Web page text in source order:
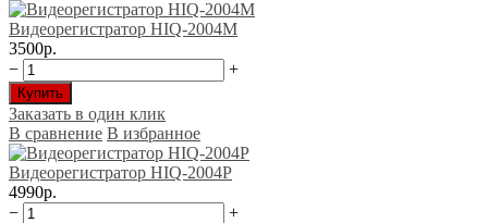
Видеорегистратор HIQ-2004М
3500р.
−
+
Купить
Заказать в один клик
В сравнение В избранное
Видеорегистратор HIQ-2004Р
4990р.
−
+